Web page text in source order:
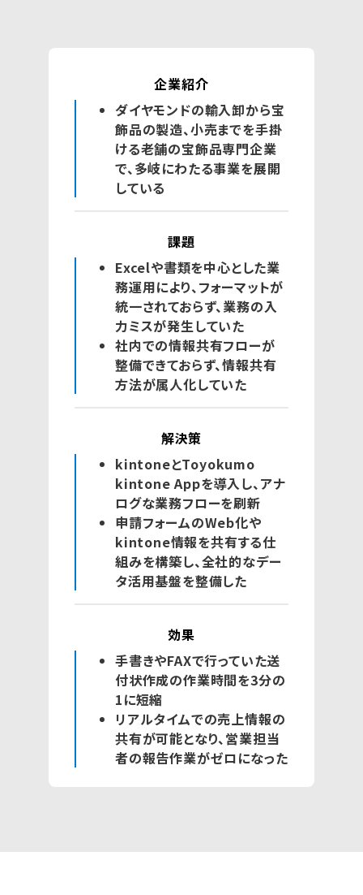
企業紹介
ダイヤモンドの輸入卸から宝
飾品の製造、小売までを手掛
ける老舗の宝飾品専門企業
で、多岐にわたる事業を展開
している
課題
Excelや書類を中心とした業
務運用により、フォーマットが
統一されておらず、業務の入
力ミスが発生していた
社内での情報共有フローが
整備できておらず、情報共有
方法が属人化していた
解決策
kintoneとToyokumo
kintone Appを導入し、アナ
ログな業務フローを刷新
申請フォームのWeb化や
kintone情報を共有する仕
組みを構築し、全社的なデー
タ活用基盤を整備した
効果
手書きやFAXで行っていた送
付状作成の作業時間を3分の
1に短縮
リアルタイムでの売上情報の
共有が可能となり、営業担当
者の報告作業がゼロになった